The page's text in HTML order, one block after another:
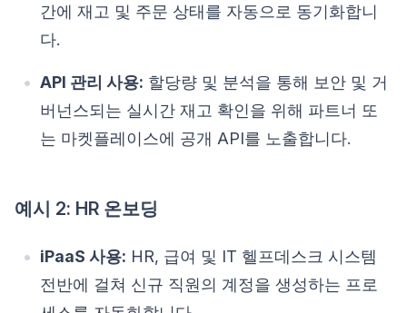
간에 재고 및 주문 상태를 자동으로 동기화합니
다.
API 관리 사용: 할당량 및 분석을 통해 보안 및 거
버넌스되는 실시간 재고 확인을 위해 파트너 또
는 마켓플레이스에 공개 API를 노출합니다.
예시 2: HR 온보딩
iPaaS 사용: HR, 급여 및 IT 헬프데스크 시스템
전반에 걸쳐 신규 직원의 계정을 생성하는 프로